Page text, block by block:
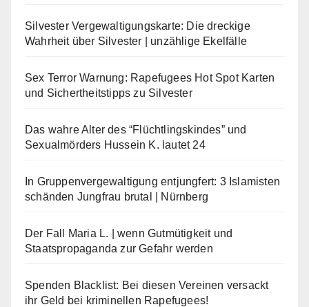
Silvester Vergewaltigungskarte: Die dreckige
Wahrheit über Silvester | unzählige Ekelfälle
Sex Terror Warnung: Rapefugees Hot Spot Karten
und Sichertheitstipps zu Silvester
Das wahre Alter des “Flüchtlingskindes” und
Sexualmörders Hussein K. lautet 24
In Gruppenvergewaltigung entjungfert: 3 Islamisten
schänden Jungfrau brutal | Nürnberg
Der Fall Maria L. | wenn Gutmütigkeit und
Staatspropaganda zur Gefahr werden
Spenden Blacklist: Bei diesen Vereinen versackt
ihr Geld bei kriminellen Rapefugees!